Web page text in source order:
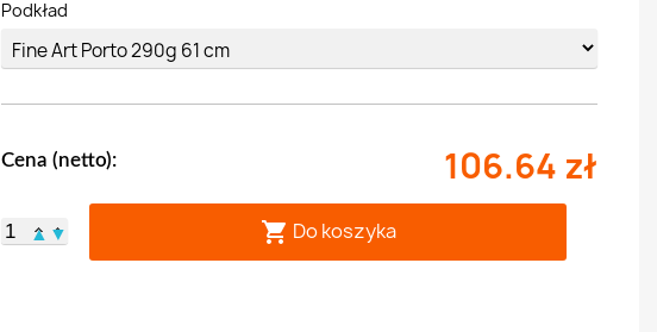
Podkład
Cena (netto): 106.64 zł
▲ ▼  Do koszyka